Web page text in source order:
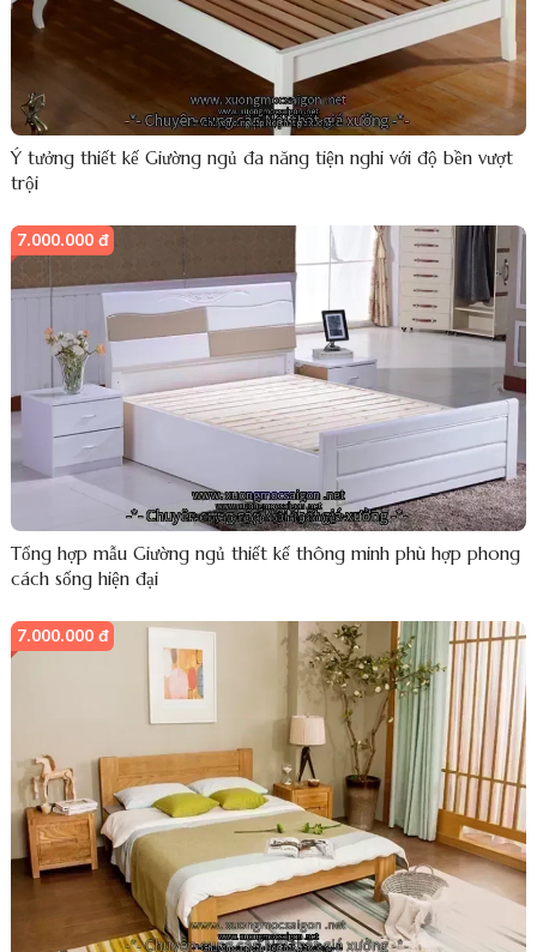
Ý tưởng thiết kế Giường ngủ đa năng tiện nghi với độ bền vượt
trội
7.000.000 đ
Tổng hợp mẫu Giường ngủ thiết kế thông minh phù hợp phong
cách sống hiện đại
7.000.000 đ